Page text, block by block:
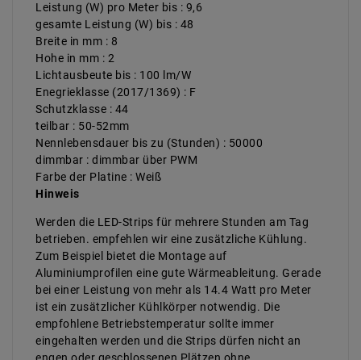
Leistung (W) pro Meter bis : 9,6
gesamte Leistung (W) bis : 48
Breite in mm : 8
Hohe in mm : 2
Lichtausbeute bis : 100 lm/W
Enegrieklasse (2017/1369) : F
Schutzklasse : 44
teilbar : 50-52mm
Nennlebensdauer bis zu (Stunden) : 50000
dimmbar : dimmbar über PWM
Farbe der Platine : Weiß
Hinweis
Werden die LED-Strips für mehrere Stunden am Tag
betrieben. empfehlen wir eine zusätzliche Kühlung.
Zum Beispiel bietet die Montage auf
Aluminiumprofilen eine gute Wärmeableitung. Gerade
bei einer Leistung von mehr als 14.4 Watt pro Meter
ist ein zusätzlicher Kühlkörper notwendig. Die
empfohlene Betriebstemperatur sollte immer
eingehalten werden und die Strips dürfen nicht an